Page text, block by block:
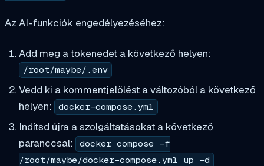
Az AI-funkciók engedélyezéséhez:
Add meg a tokenedet a következő helyen:
/root/maybe/.env
Vedd ki a kommentjelölést a változóból a következő
helyen: docker-compose.yml
Indítsd újra a szolgáltatásokat a következő
paranccsal: docker compose -f
/root/maybe/docker-compose.yml up -d